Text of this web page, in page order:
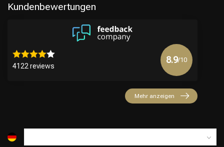
Kundenbewertungen
4122 reviews
8.9/10
Mehr anzeigen